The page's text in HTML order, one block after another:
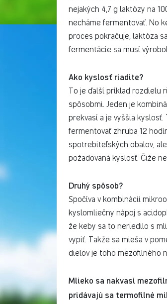
nejakých 4,7 g laktózy na
necháme fermentovať. No
proces pokračuje, laktóza
fermentácie sa musí
Ako kyslosť riadite?
To je ďalší príklad rozdielu
spôsobmi. Jeden je
prekvasí a je vyššia
fermentovať zhruba 12
spotrebiteľských obalov,
požadovaná kyslosť. Čiže
Druhý spôsob?
Spočíva v kombinácii
kyslomliečny nápoj s
že keby sa to neriedilo s
vypiť. Takže sa mieša v
dielov je toho mezofilného
Mlieko sa nakvasí
pridávajú sa termofilné